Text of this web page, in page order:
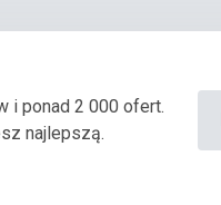
i ponad 2 000 ofert.
najlepszą.